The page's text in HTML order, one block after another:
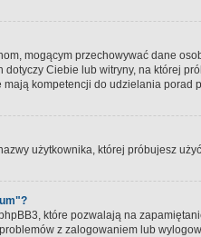
mogącym przechowywać dane
Ciebie lub witryny, na której
kompetencji do udzielania porad
użytkownika, której próbujesz
które pozwalają na
z zalogowaniem lub